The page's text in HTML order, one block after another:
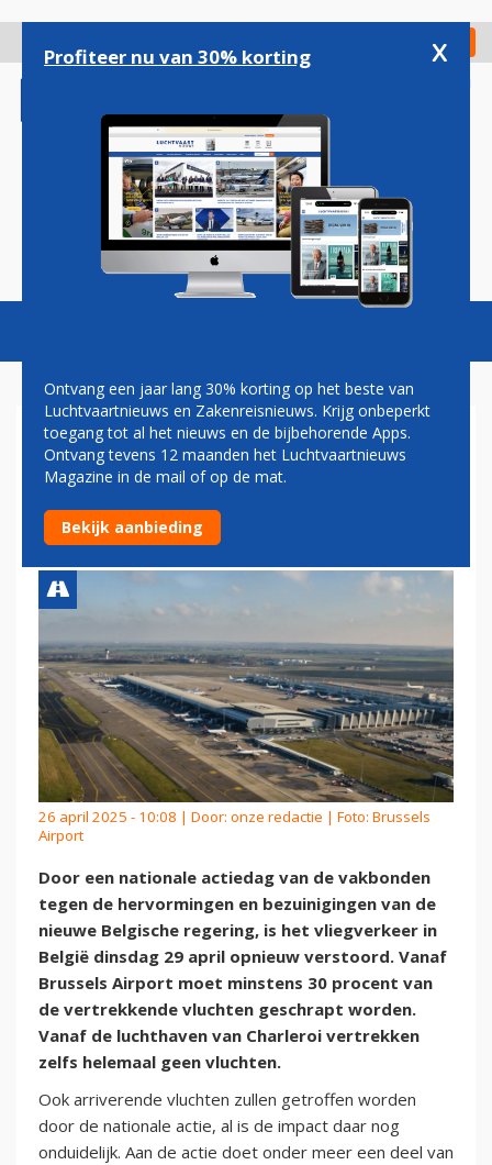
gaan
Check in
Magazine Podcasts Vacatures
VLIEGVERKEER IN BELGIË
DINSDAG OPNIEUW ERNSTIG
VERSTOORD DOOR STAKING
26 april 2025 - 10:08 | Door: onze redactie | Foto: Brussels
Airport
Door een nationale actiedag van de vakbonden
tegen de hervormingen en bezuinigingen van de
nieuwe Belgische regering, is het vliegverkeer in
België dinsdag 29 april opnieuw verstoord. Vanaf
Brussels Airport moet minstens 30 procent van
de vertrekkende vluchten geschrapt worden.
Vanaf de luchthaven van Charleroi vertrekken
zelfs helemaal geen vluchten.
Ook arriverende vluchten zullen getroffen worden
door de nationale actie, al is de impact daar nog
onduidelijk. Aan de actie doet onder meer een deel van
Profiteer nu van 30% korting x
Ontvang een jaar lang 30% korting op het beste van
Luchtvaartnieuws en Zakenreisnieuws. Krijg onbeperkt
toegang tot al het nieuws en de bijbehorende Apps.
Ontvang tevens 12 maanden het Luchtvaartnieuws
Magazine in de mail of op de mat.
Bekijk aanbieding